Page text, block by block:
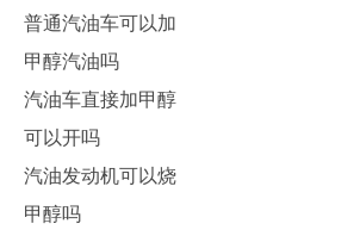
普通汽油车可以加
甲醇汽油吗
汽油车直接加甲醇
可以开吗
汽油发动机可以烧
甲醇吗